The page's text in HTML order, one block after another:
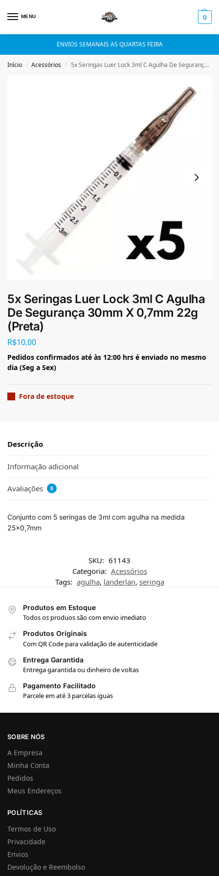
MENU 0
ENVIOS SEMANAIS AS QUARTAS FEIRA
Início / Acessórios / 5x Seringas Luer Lock 3ml C Agulha De Segurança 30mm X 0,7mm 22g (Preta)
5x Seringas Luer Lock 3ml C Agulha
De Segurança 30mm X 0,7mm 22g
(Preta)
R$10.00
Pedidos confirmados até às 12:00 hrs é enviado no mesmo
dia (Seg a Sex)
Fora de estoque
Descrição
Informação adicional
Avaliações 0
Conjunto com 5 seringas de 3ml com agulha na medida
25×0,7mm
SKU: 61143
Categoria: Acessórios
Tags: agulha, landerlan, seringa
Produtos em Estoque
Todos os produos são com envio imediato
Produtos Originais
Com QR Code para validação de autenticidade
Entrega Garantida
Entrega garantida ou dinheiro de voltas
Pagamento Facilitado
Parcele em até 3 parcelas iguas
SOBRE NÓS
A Empresa
Minha Conta
Pedidos
Meus Endereços
POLÍTICAS
Termos de Uso
Privacidade
Envios
Devolução e Reembolso